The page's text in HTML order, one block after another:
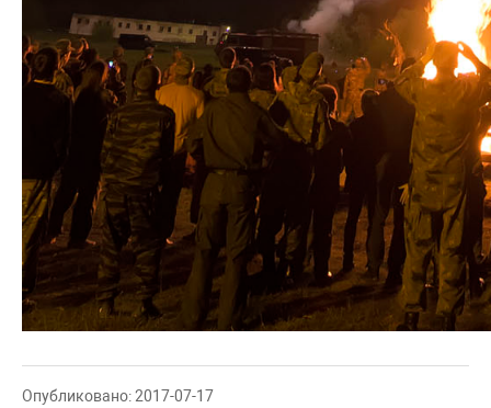
Опубликовано: 2017-07-17